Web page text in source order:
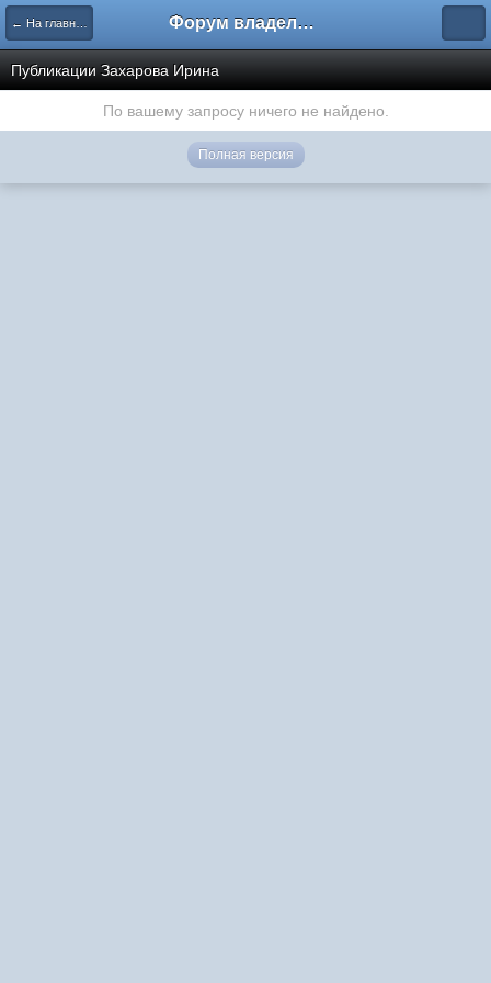
← На главную Форум владельцев интернет-магазинов
Публикации Захарова Ирина
По вашему запросу ничего не найдено.
Полная версия